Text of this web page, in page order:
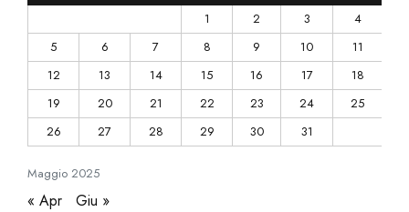
Maggio 2025
1
2 3
4
5
6 7 8 9 10
11
12
13 14 15 16 17
18
19
20 21 22 23 24
25
26
27 28 29 30 31
« Apr Giu »